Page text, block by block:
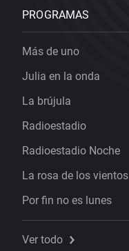
PROGRAMAS
Más de uno
Julia en la onda
La brújula
Radioestadio
Radioestadio Noche
La rosa de los vientos
Por fin no es lunes
Ver todo